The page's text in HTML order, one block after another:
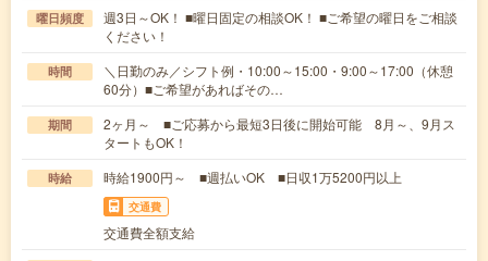
曜日頻度
週3日～OK！ ■曜日固定の相談OK！ ■ご希望の曜日をご相談
ください！
時間
＼日勤のみ／シフト例・10:00～15:00・9:00～17:00（休憩
60分）■ご希望があればその…
期間
2ヶ月～ ■ご応募から最短3日後に開始可能 8月～、9月ス
タートもOK！
時給 時給1900円～ ■週払いOK ■日収1万5200円以上
交通費
交通費全額支給